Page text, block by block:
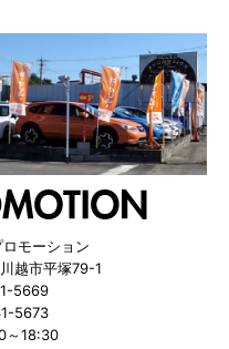
モーション
越市平塚79-1
5669
5673
～18:30